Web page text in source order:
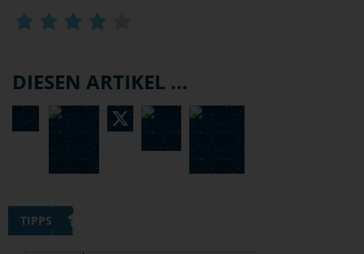
DIESEN ARTIKEL ...
TIPPS